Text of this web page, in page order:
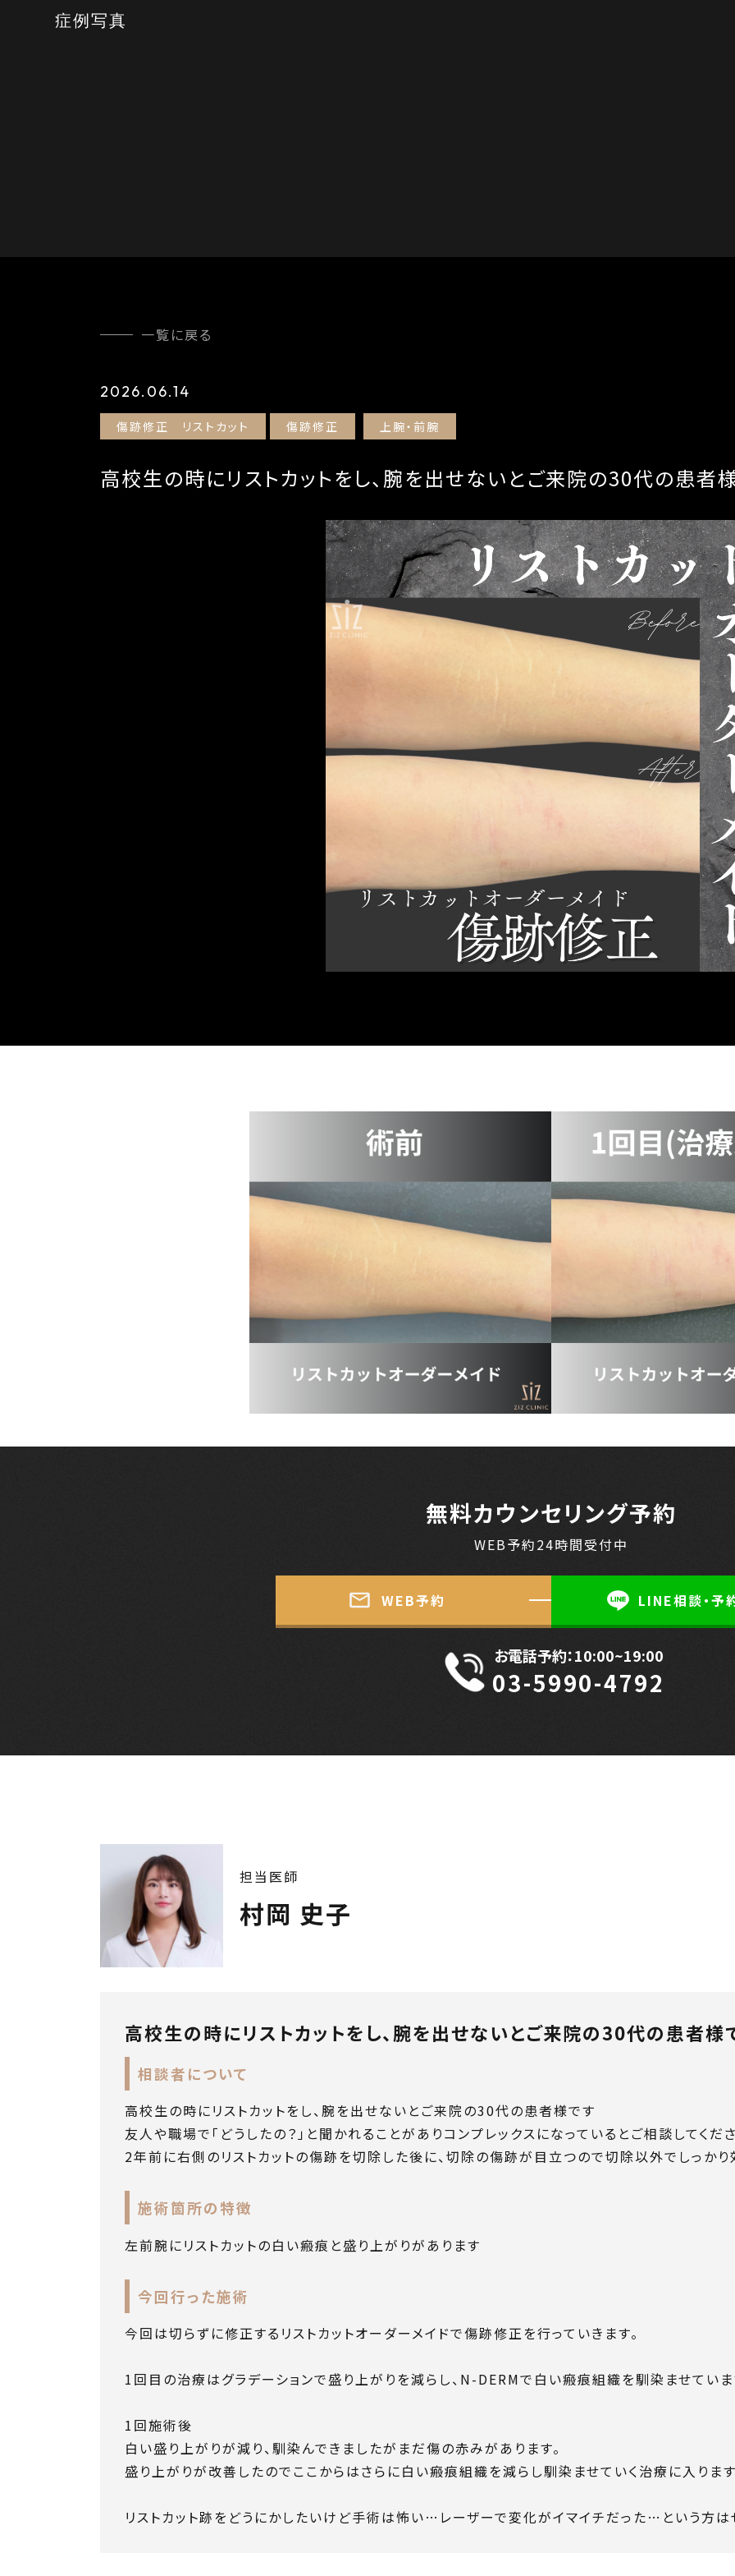
症例写真
一覧に戻る
2026.06.14
傷跡修正 リストカット 傷跡修正 上腕・前腕
高校生の時にリストカットをし、腕を出せないとご来院の30代の患者
無料カウンセリング予約
WEB予約24時間受付中
WEB予約 LINE相談・予
お電話予約：10:00~19:00
03-5990-4792
担当医師
村岡 史子
高校生の時にリストカットをし、腕を出せないとご来院の30代の患者様
相談者について
高校生の時にリストカットをし、腕を出せないとご来院の30代の患者様です
友人や職場で「どうしたの？」と聞かれることがありコンプレックスになっているとご相談してくだ
2年前に右側のリストカットの傷跡を切除した後に、切除の傷跡が目立つので切除以外でしっか
施術箇所の特徴
左前腕にリストカットの白い瘢痕と盛り上がりがあります
今回行った施術
今回は切らずに修正するリストカットオーダーメイドで傷跡修正を行っていきます。
1回目の治療はグラデーションで盛り上がりを減らし、N-DERMで白い瘢痕組織を馴染ませていま
1回施術後
白い盛り上がりが減り、馴染んできましたがまだ傷の赤みがあります。
盛り上がりが改善したのでここからはさらに白い瘢痕組織を減らし馴染ませていく治療に入ります
リストカット跡をどうにかしたいけど手術は怖い…レーザーで変化がイマイチだった…という方